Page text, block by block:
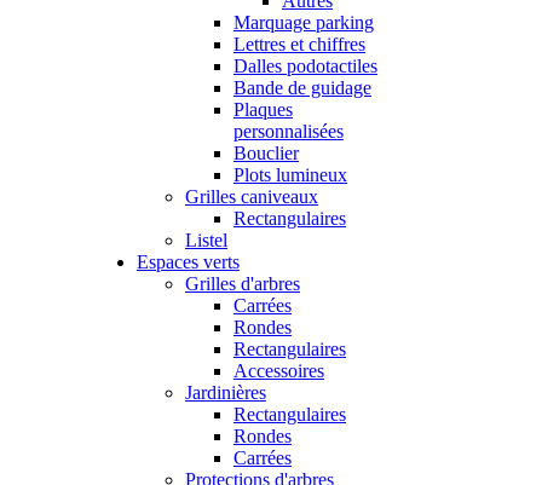
Marquage parking
Lettres et chiffres
Dalles podotactiles
Bande de guidage
Plaques
personnalisées
Bouclier
Plots lumineux
Grilles caniveaux
Rectangulaires
Listel
Espaces verts
Grilles d'arbres
Carrées
Rondes
Rectangulaires
Accessoires
Jardinières
Rectangulaires
Rondes
Carrées
Protections d'arbres